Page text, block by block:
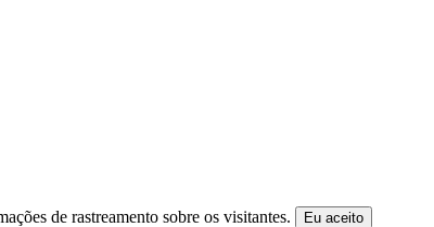
de rastreamento sobre os visitantes. Eu aceito